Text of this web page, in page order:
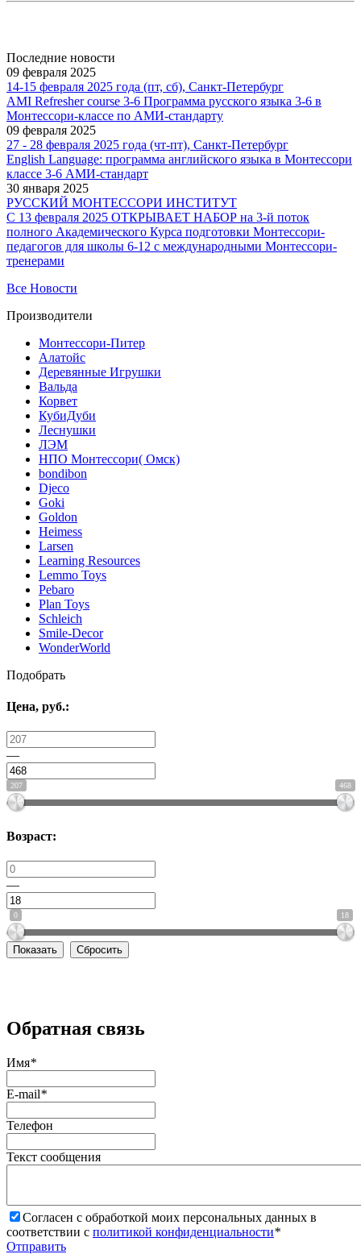
Последние новости
09 февраля 2025
14-15 февраля 2025 года (пт, сб), Санкт-Петербург
AMI Refresher course 3-6 Программа русского языка 3-6 в
Монтессори-классе по АМИ-стандарту
09 февраля 2025
27 - 28 февраля 2025 года (чт-пт), Санкт-Петербург
English Language: программа английского языка в Монтессори
классе 3-6 АМИ-стандарт
30 января 2025
РУССКИЙ МОНТЕССОРИ ИНСТИТУТ
С 13 февраля 2025 ОТКРЫВАЕТ НАБОР на 3-й поток
полного Академического Курса подготовки Монтессори-
педагогов для школы 6-12 с международными Монтессори-
тренерами
Все Новости
Производители
Монтессори-Питер
Алатойс
Деревянные Игрушки
Вальда
Корвет
КубиДуби
Леснушки
ЛЭМ
НПО Монтессори( Омск)
bondibon
Djeco
Goki
Goldon
Heimess
Larsen
Learning Resources
Lemmo Toys
Pebaro
Plan Toys
Schleich
Smile-Decor
WonderWorld
Подобрать
Цена, руб.:
—
207 468
Возраст:
—
0 18
Сбросить
Обратная связь
Имя*
E-mail*
Телефон
Текст cообщения
Согласен с обработкой моих персональных данных в
соответствии с политикой конфиденциальности*
Отправить